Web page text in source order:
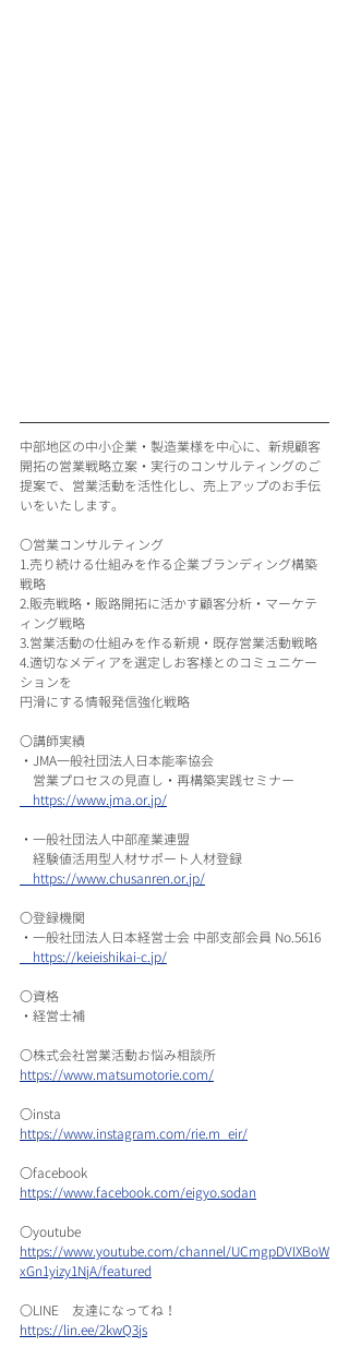
中部地区の中小企業・製造業様を中心に、新規顧客
開拓の営業戦略立案・実行のコンサルティングのご
提案で、営業活動を活性化し、売上アップのお手伝
いをいたします。
〇営業コンサルティング
1.売り続ける仕組みを作る企業ブランディング構築
戦略
2.販売戦略・販路開拓に活かす顧客分析・マーケテ
ィング戦略
3.営業活動の仕組みを作る新規・既存営業活動戦略
4.適切なメディアを選定しお客様とのコミュニケー
ションを
円滑にする情報発信強化戦略
〇講師実績
・JMA一般社団法人日本能率協会
営業プロセスの見直し・再構築実践セミナー
https://www.jma.or.jp/
・一般社団法人中部産業連盟
経験値活用型人材サポート人材登録
https://www.chusanren.or.jp/
〇登録機関
・一般社団法人日本経営士会 中部支部会員 No.5616
https://keieishikai-c.jp/​
〇資格
​・経営士補
〇株式会社営業活動お悩み相談所
https://www.matsumotorie.com/
〇insta
https://www.instagram.com/rie.m_eir/
〇facebook
https://www.facebook.com/eigyo.sodan
〇youtube
https://www.youtube.com/channel/UCmgpDVIXBoW
xGn1yizy1NjA/featured
〇LINE　友達になってね！
https://lin.ee/2kwQ3js